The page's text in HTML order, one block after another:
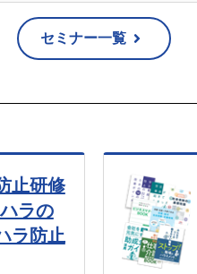
セミナー一覧
止研修
ラの
ラ防止